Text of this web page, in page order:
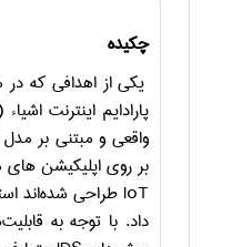
چکیده
یکی از اهدافی که
پارادایم اینترنت اشیاء
واقعی و مبتنی بر مدل
بر روی اپلیکیشن های
IoT طراحی شده‌اند
داد. با توجه به